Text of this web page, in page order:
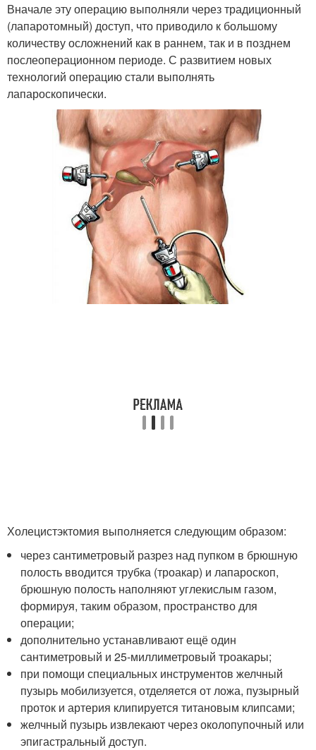
Вначале эту операцию выполняли через традиционный
(лапаротомный) доступ, что приводило к большому
количеству осложнений как в раннем, так и в позднем
послеоперационном периоде. С развитием новых
технологий операцию стали выполнять
лапароскопически.
Холецистэктомия выполняется следующим образом:
через сантиметровый разрез над пупком в брюшную
полость вводится трубка (троакар) и лапароскоп,
брюшную полость наполняют углекислым газом,
формируя, таким образом, пространство для
операции;
дополнительно устанавливают ещё один
сантиметровый и 25-миллиметровый троакары;
при помощи специальных инструментов желчный
пузырь мобилизуется, отделяется от ложа, пузырный
проток и артерия клипируется титановым клипсами;
желчный пузырь извлекают через околопупочный или
эпигастральный доступ.